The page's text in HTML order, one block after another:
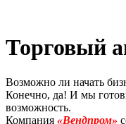
Торговый
Возможно ли начать
Конечно, да! И мы
возможность.
Компания «Вендпром»